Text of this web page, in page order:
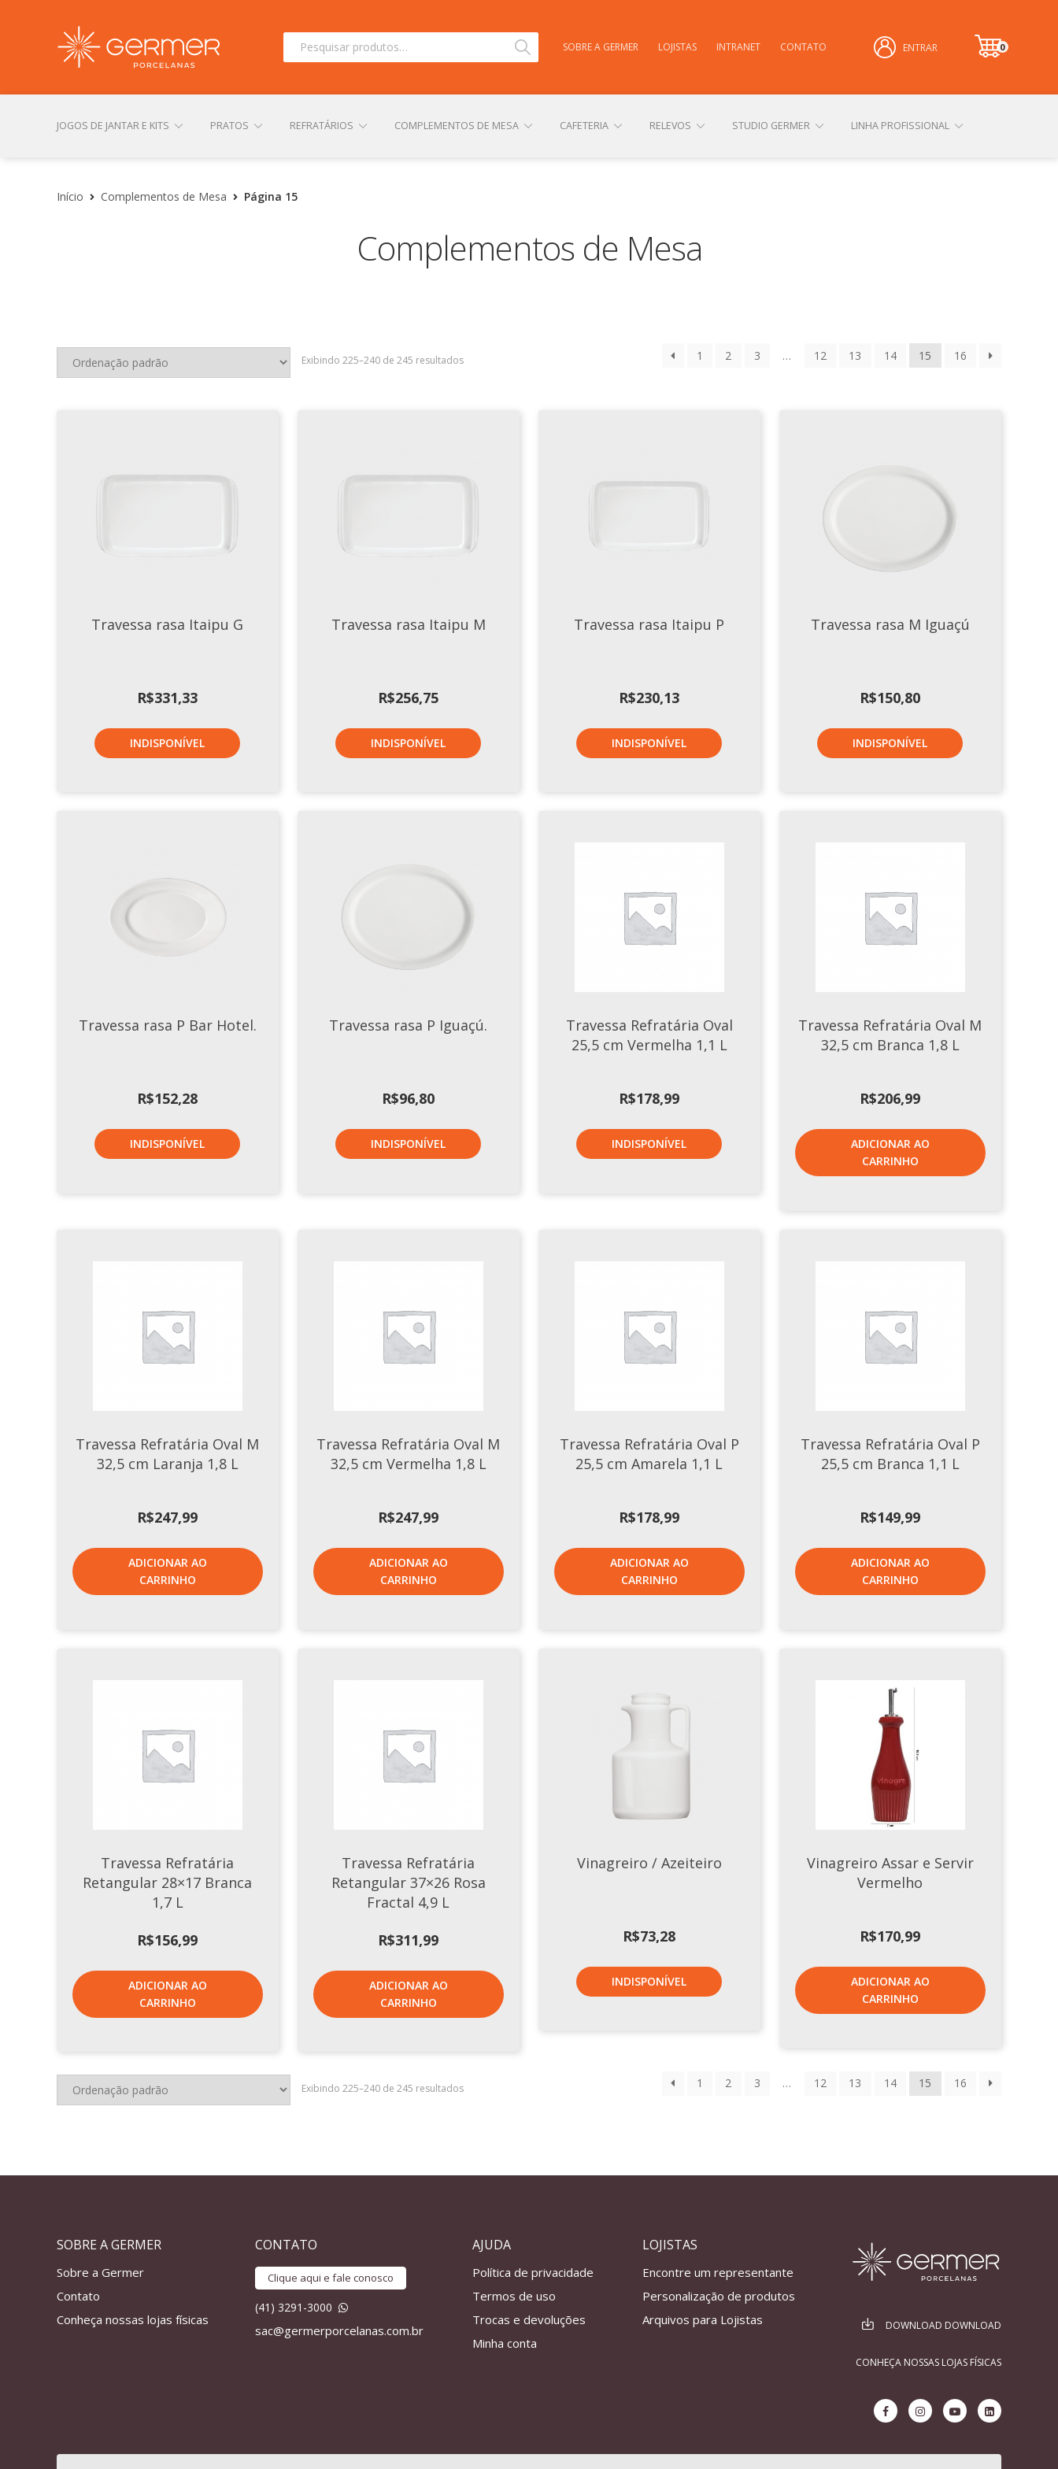
Pesquisar
Pesquisar SOBRE A GERMER LOJISTAS INTRANET CONTATO ENTRAR
0
it
JOGOS DE JANTAR E KITS PRATOS REFRATÁRIOS COMPLEMENTOS DE MESA CAFETERIA RELEVOS STUDIO GERMER LINHA PROFISSIONAL
MINHA CONTA PERSONALIZAÇÃO DE PRODUTOS POLÍTICA DE PRIVACIDADE
Início Complementos de Mesa Página 15
Complementos de Mesa
Exibindo 225–240 de 245 resultados 1 2 3 … 12 13 14 15 16
Travessa rasa Itaipu G
R$331,33
INDISPONÍVEL
Travessa rasa Itaipu M
R$256,75
INDISPONÍVEL
Travessa rasa Itaipu P
R$230,13
INDISPONÍVEL
Travessa rasa M Iguaçú
R$150,80
INDISPONÍVEL
Travessa rasa P Bar Hotel.
R$152,28
INDISPONÍVEL
Travessa rasa P Iguaçú.
R$96,80
INDISPONÍVEL
Travessa Refratária Oval
25,5 cm Vermelha 1,1 L
R$178,99
INDISPONÍVEL
Travessa Refratária Oval M
32,5 cm Branca 1,8 L
R$206,99
ADICIONAR AO
CARRINHO
Travessa Refratária Oval M
32,5 cm Laranja 1,8 L
R$247,99
ADICIONAR AO
CARRINHO
Travessa Refratária Oval M
32,5 cm Vermelha 1,8 L
R$247,99
ADICIONAR AO
CARRINHO
Travessa Refratária Oval P
25,5 cm Amarela 1,1 L
R$178,99
ADICIONAR AO
CARRINHO
Travessa Refratária Oval P
25,5 cm Branca 1,1 L
R$149,99
ADICIONAR AO
CARRINHO
Travessa Refratária
Retangular 28×17 Branca
1,7 L
R$156,99
ADICIONAR AO
CARRINHO
Travessa Refratária
Retangular 37×26 Rosa
Fractal 4,9 L
R$311,99
ADICIONAR AO
CARRINHO
Vinagreiro / Azeiteiro
R$73,28
INDISPONÍVEL
Vinagreiro Assar e Servir
Vermelho
R$170,99
ADICIONAR AO
CARRINHO
Exibindo 225–240 de 245 resultados 1 2 3 … 12 13 14 15 16
SOBRE A GERMER
Sobre a Germer
Contato
Conheça nossas lojas físicas
CONTATO
Clique aqui e fale conosco
(41) 3291-3000
sac@germerporcelanas.com.br
AJUDA
Política de privacidade
Termos de uso
Trocas e devoluções
Minha conta
LOJISTAS
Encontre um representante
Personalização de produtos
Arquivos para Lojistas
DOWNLOAD DOWNLOAD
CONHEÇA NOSSAS LOJAS FÍSICAS